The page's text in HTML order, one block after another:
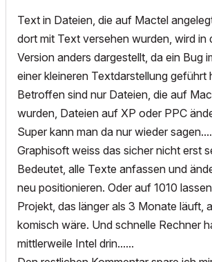
Text in Dateien, die auf Mactel
dort mit Text versehen wurden, wird in
Version anders dargestellt, da ein Bug
einer kleineren Textdarstellung geführt
Betroffen sind nur Dateien, die auf
wurden, Dateien auf XP oder PPC
Super kann man da nur wieder
Graphisoft weiss das sicher nicht erst
Bedeutet, alle Texte anfassen und
neu positionieren. Oder auf 1010
Projekt, das länger als 3 Monate läuft,
komisch wäre. Und schnelle Rechner
mittlerweile Intel drin......